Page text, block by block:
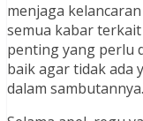
menjaga
semua kabar
penting yang perlu
baik agar tidak ada
dalam sambutannya.